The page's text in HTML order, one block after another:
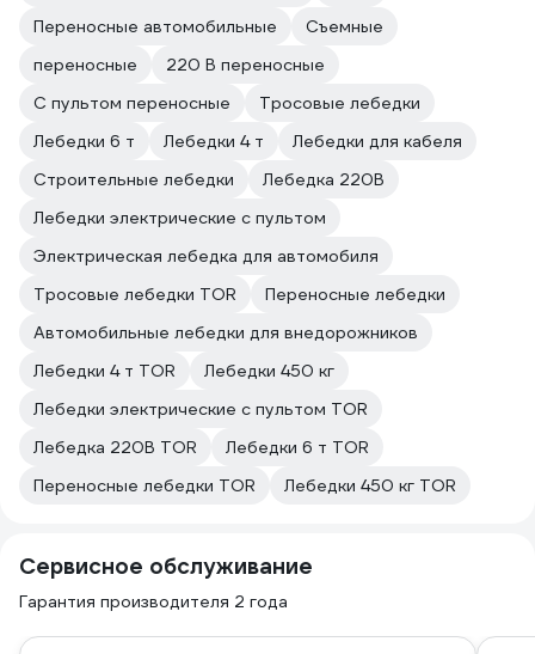
Переносные автомобильные
Съемные
переносные
220 В переносные
С пультом переносные
Тросовые лебедки
Лебедки 6 т
Лебедки 4 т
Лебедки для кабеля
Строительные лебедки
Лебедка 220В
Лебедки электрические с пультом
Электрическая лебедка для автомобиля
Тросовые лебедки TOR
Переносные лебедки
Автомобильные лебедки для внедорожников
Лебедки 4 т TOR
Лебедки 450 кг
Лебедки электрические с пультом TOR
Лебедка 220В TOR
Лебедки 6 т TOR
Переносные лебедки TOR
Лебедки 450 кг TOR
Сервисное обслуживание
Гарантия производителя 2 года